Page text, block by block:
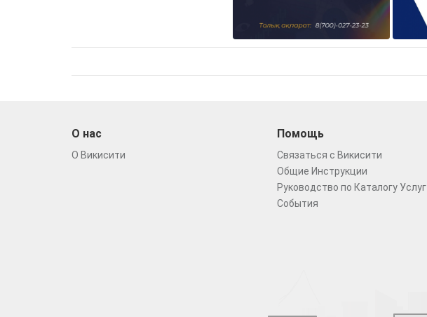
О нас
О Викисити
Помощь
Связаться с Викисити
Общие Инструкции
Руководство по Каталогу Услуг
События